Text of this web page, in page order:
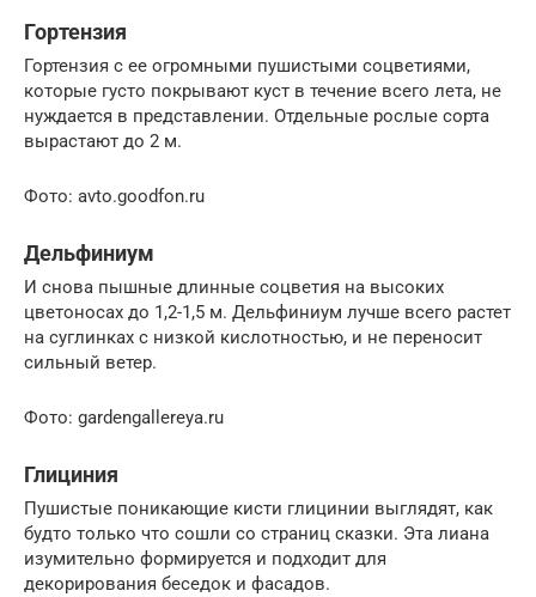
Гортензия
Гортензия с ее огромными пушистыми соцветиями,
которые густо покрывают куст в течение всего лета, не
нуждается в представлении. Отдельные рослые сорта
вырастают до 2 м.
Фото: avto.goodfon.ru
Дельфиниум
И снова пышные длинные соцветия на высоких
цветоносах до 1,2-1,5 м. Дельфиниум лучше всего растет
на суглинках с низкой кислотностью, и не переносит
сильный ветер.
Фото: gardengallereya.ru
Глициния
Пушистые поникающие кисти глицинии выглядят, как
будто только что сошли со страниц сказки. Эта лиана
изумительно формируется и подходит для
декорирования беседок и фасадов.